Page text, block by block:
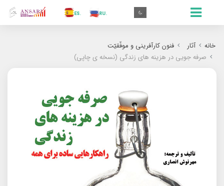
.RU
.ES
.IN
خانه آثار
فنون کارآفرینی و موفّقیّت
صرفه جویی در هزینه های زندگی (نسخه ی چاپی)